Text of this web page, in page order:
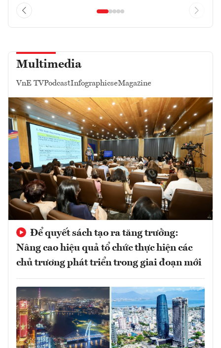
Multimedia
VnE TVPodcastInfographicseMagazine
Để quyết sách tạo ra tăng trưởng:
Nâng cao hiệu quả tổ chức thực hiện các
chủ trương phát triển trong giai đoạn mới